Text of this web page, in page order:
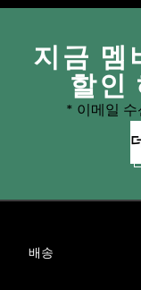
지금 멤
할인
* 이메일 수
배송